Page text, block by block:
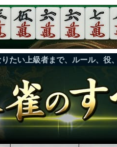
たい上級者まで、ルール、役